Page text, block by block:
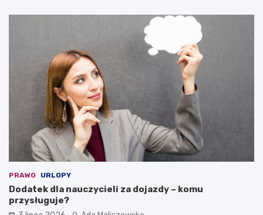
PRAWO URLOPY
Dodatek dla nauczycieli za dojazdy – komu
przysługuje?